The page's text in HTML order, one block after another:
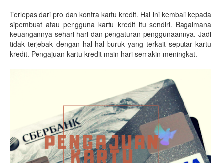
Terlepas dari pro dan kontra kartu kredit. Hal ini kembali kepada
sipembuat atau pengguna kartu kredit itu sendiri. Bagaimana
keuangannya sehari-hari dan pengaturan penggunaannya. Jadi
tidak terjebak dengan hal-hal buruk yang terkait seputar kartu
kredit. Pengajuan kartu kredit main hari semakin meningkat.